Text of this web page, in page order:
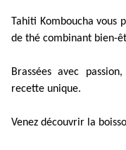
Tahiti Komboucha vous
de thé combinant bien-
Brassées avec
recette unique.
Venez découvrir la